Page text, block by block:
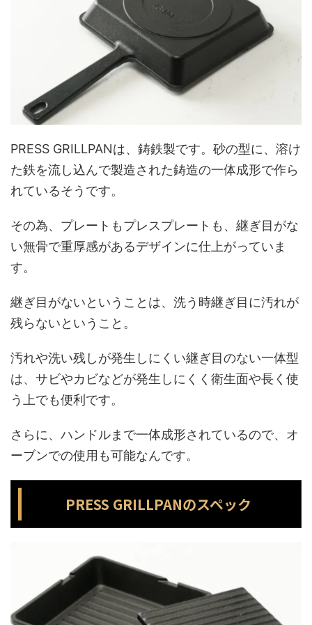
PRESS GRILLPANは、鋳鉄製です。砂の型に、溶け
た鉄を流し込んで製造された鋳造の一体成形で作ら
れているそうです。
その為、プレートもプレスプレートも、継ぎ目がな
い無骨で重厚感があるデザインに仕上がっていま
す。
継ぎ目がないということは、洗う時継ぎ目に汚れが
残らないということ。
汚れや洗い残しが発生しにくい継ぎ目のない一体型
は、サビやカビなどが発生しにくく衛生面や長く使
う上でも便利です。
さらに、ハンドルまで一体成形されているので、オ
ーブンでの使用も可能なんです。
PRESS GRILLPANのスペック